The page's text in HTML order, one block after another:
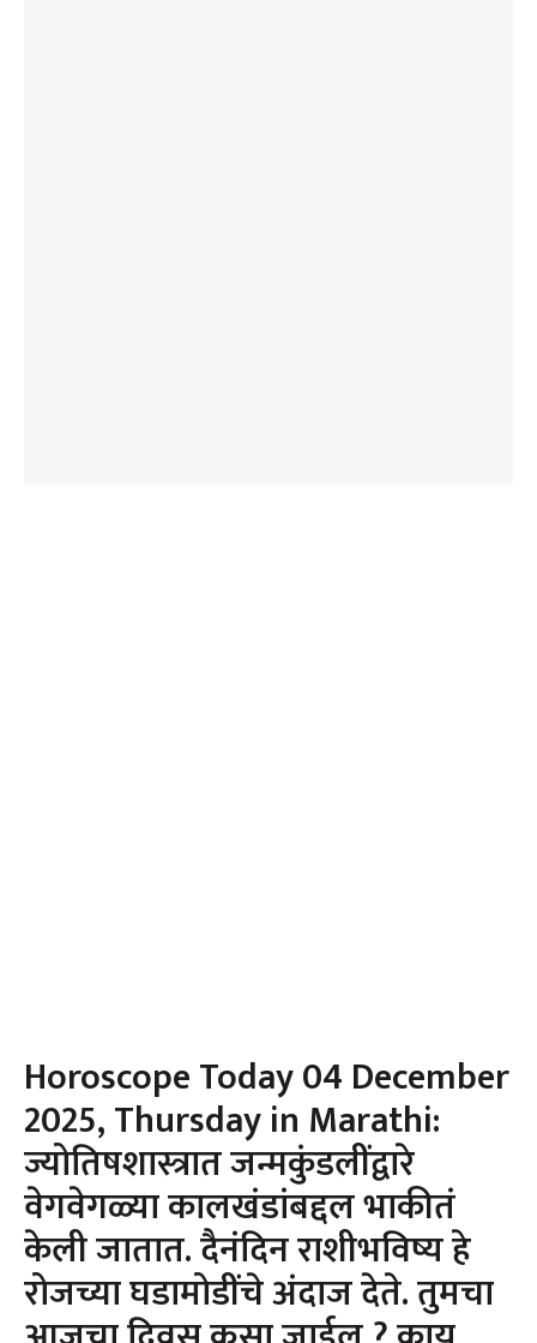
Horoscope Today 04 December
2025, Thursday in Marathi:
ज्योतिषशास्त्रात जन्मकुंडलींद्वारे
वेगवेगळ्या कालखंडांबद्दल भाकीतं
केली जातात. दैनंदिन राशीभविष्य हे
रोजच्या घडामोडींचे अंदाज देते. तुमचा